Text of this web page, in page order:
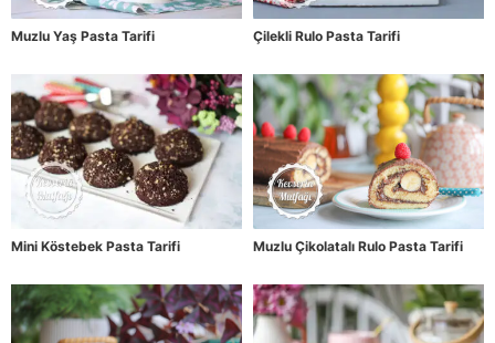
Muzlu Yaş Pasta Tarifi Çilekli Rulo Pasta Tarifi
Mini Köstebek Pasta Tarifi Muzlu Çikolatalı Rulo Pasta Tarifi